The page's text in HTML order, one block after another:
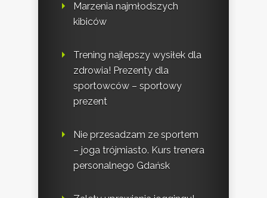
Marzenia najmłodszych
kibiców
Trening najlepszy wysiłek dla
zdrowia! Prezenty dla
sportowców – sportowy
prezent
Nie przesadzam ze sportem
– joga trójmiasto. Kurs trenera
personalnego Gdańsk